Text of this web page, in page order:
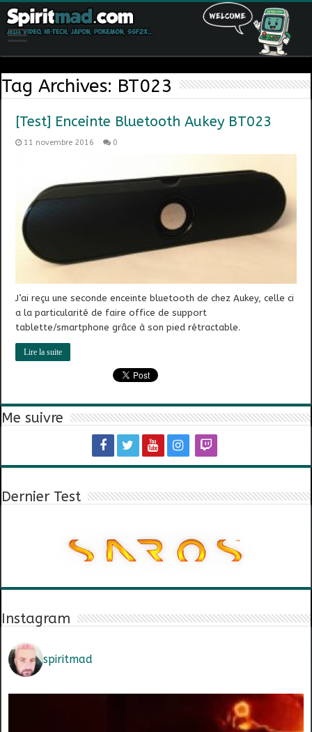
Tag Archives: BT023
[Test] Enceinte Bluetooth Aukey BT023
11 novembre 2016 0
J’ai reçu une seconde enceinte bluetooth de chez Aukey, celle ci
a la particularité de faire office de support
tablette/smartphone grâce à son pied rétractable.
Lire la suite
Me suivre
Dernier Test
Instagram
spiritmad